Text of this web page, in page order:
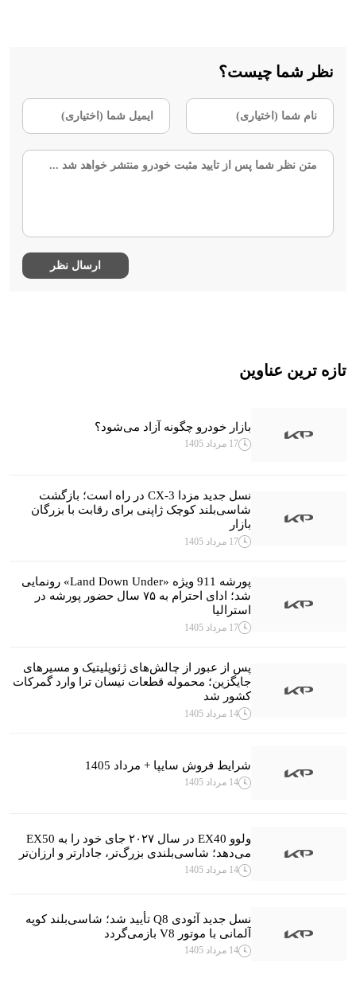
نظر شما چیست؟
تازه ترین عناوین
بازار خودرو چگونه آزاد می‌شود؟
17 مرداد 1405
نسل جدید مزدا CX-3 در راه است؛ بازگشت
شاسی‌بلند کوچک ژاپنی برای رقابت با بزرگان
بازار
17 مرداد 1405
پورشه 911 ویژه «Land Down Under» رونمایی
شد؛ ادای احترام به ۷۵ سال حضور پورشه در
استرالیا
17 مرداد 1405
پس از عبور از چالش‌های ژئوپلیتیک و مسیرهای
جایگزین؛ محموله قطعات نیسان ترا وارد گمرکات
کشور شد
14 مرداد 1405
شرایط فروش سایپا + مرداد 1405
14 مرداد 1405
ولوو EX40 در سال ۲۰۲۷ جای خود را به EX50
می‌دهد؛ شاسی‌بلندی بزرگ‌تر، جادارتر و ارزان‌تر
14 مرداد 1405
نسل جدید آئودی Q8 تأیید شد؛ شاسی‌بلند کوپه
آلمانی با موتور V8 بازمی‌گردد
14 مرداد 1405